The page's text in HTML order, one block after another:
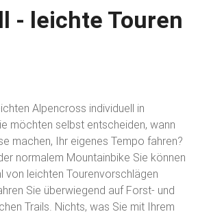
- leichte Touren
Alpencross individuell in
möchten selbst entscheiden, wann
machen, Ihr eigenes Tempo fahren?
normalem Mountainbike Sie können
von leichten Tourenvorschlägen
Sie überwiegend auf Forst- und
Trails. Nichts, was Sie mit Ihrem